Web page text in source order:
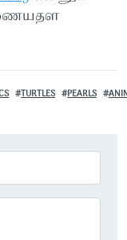
TURTLES PEARLS